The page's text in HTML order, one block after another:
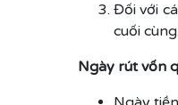
Đối với
cuối cùng.
Ngày rút vốn